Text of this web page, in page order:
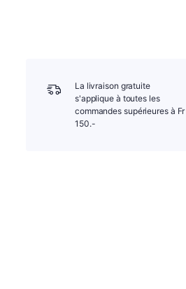
La livraison gratuite
s'applique à toutes les
commandes supérieures à Fr
150.-